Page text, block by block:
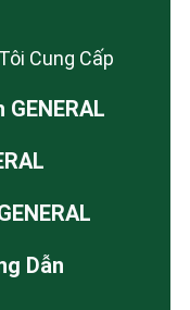
Cung Cấp
Dẫn